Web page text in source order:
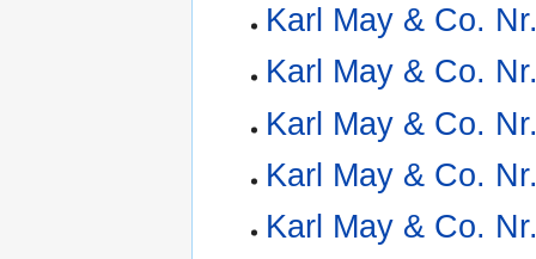
Karl May & Co.
Karl May & Co.
Karl May & Co.
Karl May & Co.
Karl May & Co.